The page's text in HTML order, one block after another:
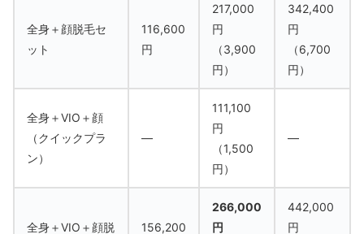
全身＋顔脱毛セ
ット
116,600
円
217,000
円
（3,900
円）
342,400
円
（6,700
円）
全身＋VIO＋顔
（クイックプラ
ン）
―
111,100
円
（1,500
円）
―
全身＋VIO＋顔脱
156,200
266,000
円
442,000
円